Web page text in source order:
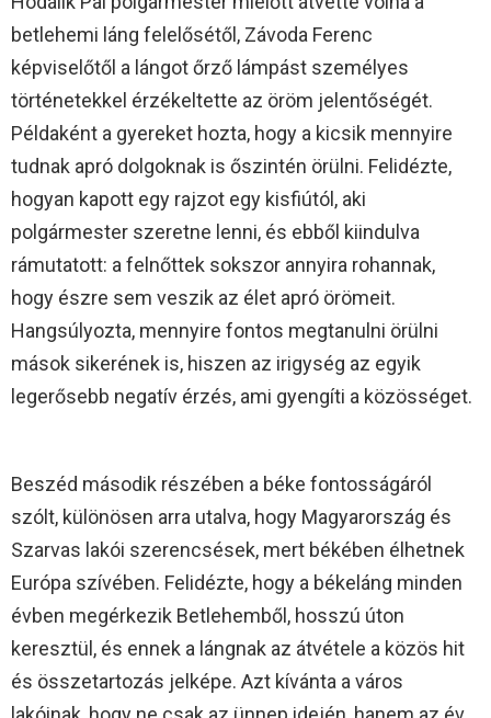
betlehemi láng felelősétől, Závoda Ferenc
képviselőtől a lángot őrző lámpást személyes
történetekkel érzékeltette az öröm jelentőségét.
Példaként a gyereket hozta, hogy a kicsik mennyire
tudnak apró dolgoknak is őszintén örülni. Felidézte,
hogyan kapott egy rajzot egy kisfiútól, aki
polgármester szeretne lenni, és ebből kiindulva
rámutatott: a felnőttek sokszor annyira rohannak,
hogy észre sem veszik az élet apró örömeit.
Hangsúlyozta, mennyire fontos megtanulni örülni
mások sikerének is, hiszen az irigység az egyik
legerősebb negatív érzés, ami gyengíti a közösséget.
Beszéd második részében a béke fontosságáról
szólt, különösen arra utalva, hogy Magyarország és
Szarvas lakói szerencsések, mert békében élhetnek
Európa szívében. Felidézte, hogy a békeláng minden
évben megérkezik Betlehemből, hosszú úton
keresztül, és ennek a lángnak az átvétele a közös hit
és összetartozás jelképe. Azt kívánta a város